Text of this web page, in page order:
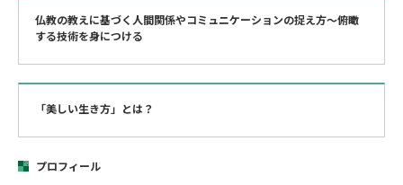
仏教の教えに基づく人間関係やコミュニケーションの捉え方〜俯瞰
する技術を身につける
「美しい生き方」とは？
プロフィール